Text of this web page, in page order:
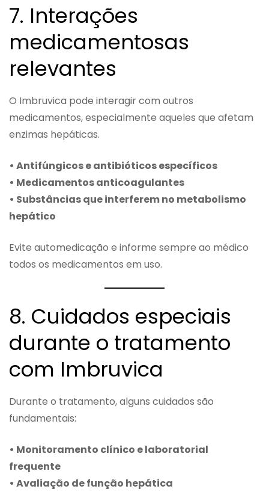
7. Interações
medicamentosas
relevantes
O Imbruvica pode interagir com outros
medicamentos, especialmente aqueles que afetam
enzimas hepáticas.
• Antifúngicos e antibióticos específicos
• Medicamentos anticoagulantes
• Substâncias que interferem no metabolismo
hepático
Evite automedicação e informe sempre ao médico
todos os medicamentos em uso.
8. Cuidados especiais
durante o tratamento
com Imbruvica
Durante o tratamento, alguns cuidados são
fundamentais:
• Monitoramento clínico e laboratorial
frequente
• Avaliação de função hepática